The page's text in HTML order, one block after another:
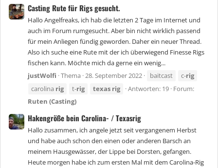
Casting Rute für Rigs gesucht.
Hallo Angelfreaks, ich hab die letzten 2 Tage im Internet und
auch im Forum rumgesucht. Aber bin nicht wirklich passend
für mein Anliegen fündig geworden. Daher ein neuer Thread.
Also ich suche eine Rute mit der ich überwiegend Finesse Rigs
fischen kann. Möchte mich da gerne ein wenig...
justWolfi Thema 28. September 2022 baitcast c-rig
carolina rig t-rig texas rig Antworten: 19 Forum:
Ruten (Casting)
Hakengröße bein Carolina- / Texasrig
Hallo zusammen, ich angele jetzt seit vergangenem Herbst
und habe auch schon den einen oder anderen Barsch an
meinem Hausgewässer, der Lippe bei Dorsten, gefangen.
Heute morgen habe ich zum ersten Mal mit dem Carolina-Rig